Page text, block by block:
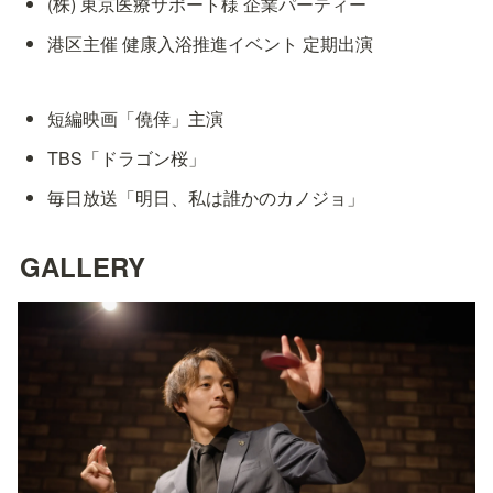
港区主催 健康入浴推進イベント 定期出演
短編映画「僥倖」主演
TBS「ドラゴン桜」
毎日放送「明日、私は誰かのカノジョ」
GALLERY